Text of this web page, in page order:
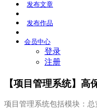
发布文章
发布作品
会员中心
登录
注册
【项目管理系统】高
项目管理系统包括模块：